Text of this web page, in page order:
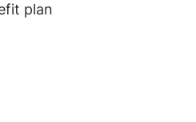
plan